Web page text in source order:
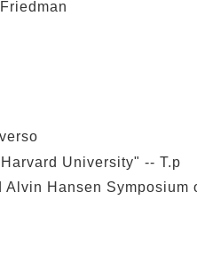
University" -- T.p
Hansen